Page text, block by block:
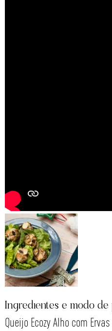
Ingredientes e modo
Queijo Ecozy Alho com